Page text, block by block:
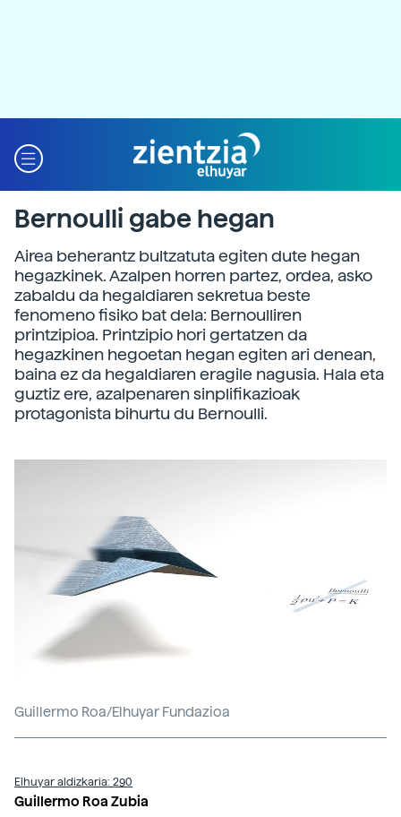
Bernoulli gabe hegan
Airea beherantz bultzatuta egiten dute hegan
hegazkinek. Azalpen horren partez, ordea, asko
zabaldu da hegaldiaren sekretua beste
fenomeno fisiko bat dela: Bernoulliren
printzipioa. Printzipio hori gertatzen da
hegazkinen hegoetan hegan egiten ari denean,
baina ez da hegaldiaren eragile nagusia. Hala eta
guztiz ere, azalpenaren sinplifikazioak
protagonista bihurtu du Bernoulli.
Guillermo Roa/Elhuyar Fundazioa
Elhuyar aldizkaria: 290
Guillermo Roa Zubia